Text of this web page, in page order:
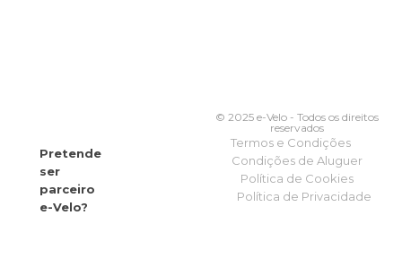
Pretende
ser
parceiro
e-Velo?
© 2025 e-Velo - Todos os direitos
reservados
Termos e Condições
Condições de Aluguer
Política de Cookies
Política de Privacidade